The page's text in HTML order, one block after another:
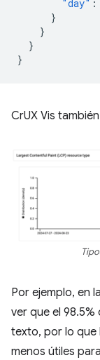
"day" :
}
}
}
}
CrUX Vis
Por ejemplo, en la
ver que el 98.5%
texto, por lo que
menos útiles